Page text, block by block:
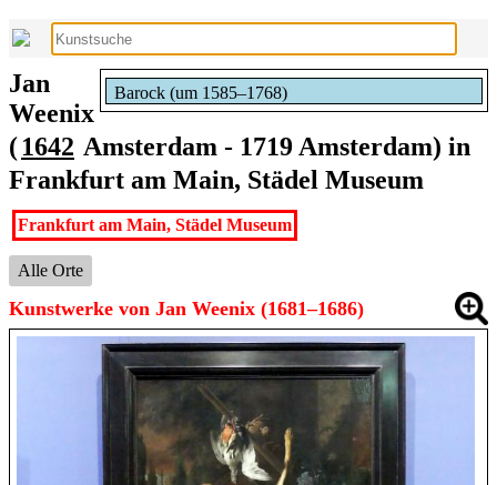
Barock (um 1585–1768)
Jan
Weenix
(1642 Amsterdam - 1719 Amsterdam) in
Frankfurt am Main, Städel Museum
Frankfurt am Main, Städel Museum
Alle Orte
Kunstwerke von Jan Weenix (1681–1686)